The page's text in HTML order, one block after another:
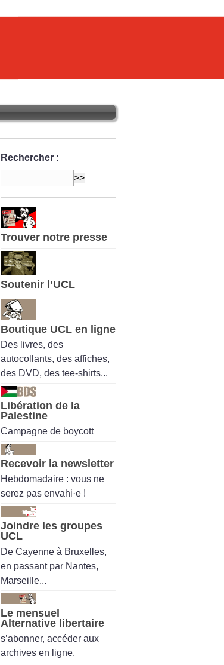
Rechercher :
Trouver notre presse
Soutenir l’UCL
Boutique UCL en ligne
Des livres, des
autocollants, des affiches,
des DVD, des tee-shirts...
Libération de la
Palestine
Campagne de boycott
Recevoir la newsletter
Hebdomadaire : vous ne
serez pas envahi·e !
Joindre les groupes
UCL
De Cayenne à Bruxelles,
en passant par Nantes,
Marseille...
Le mensuel
Alternative libertaire
s’abonner, accéder aux
archives en ligne.